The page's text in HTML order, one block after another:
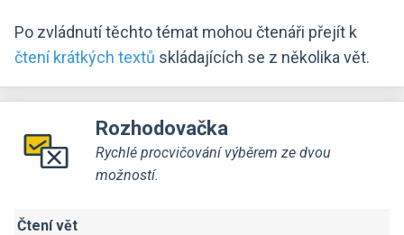
Po zvládnutí těchto témat mohou čtenáři přejít k
čtení krátkých textů skládajících se z několika vět.
Rozhodovačka
Rychlé procvičování výběrem ze dvou
možností.
Čtení vět